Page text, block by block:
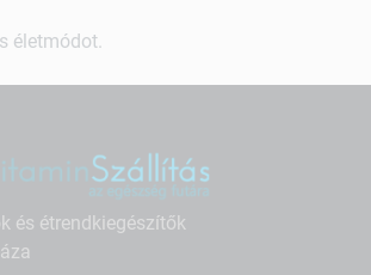
életmódot.
és étrendkiegészítők